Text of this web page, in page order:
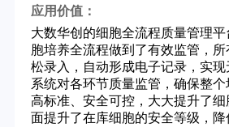
应用价值：
大数华创的细胞全流程质量管理
胞培养全流程做到了有效监管，
松录入，自动形成电子记录，实
系统对各环节质量监管，确保整个
高标准、安全可控，大大提升了
面提升了在库细胞的安全等级，